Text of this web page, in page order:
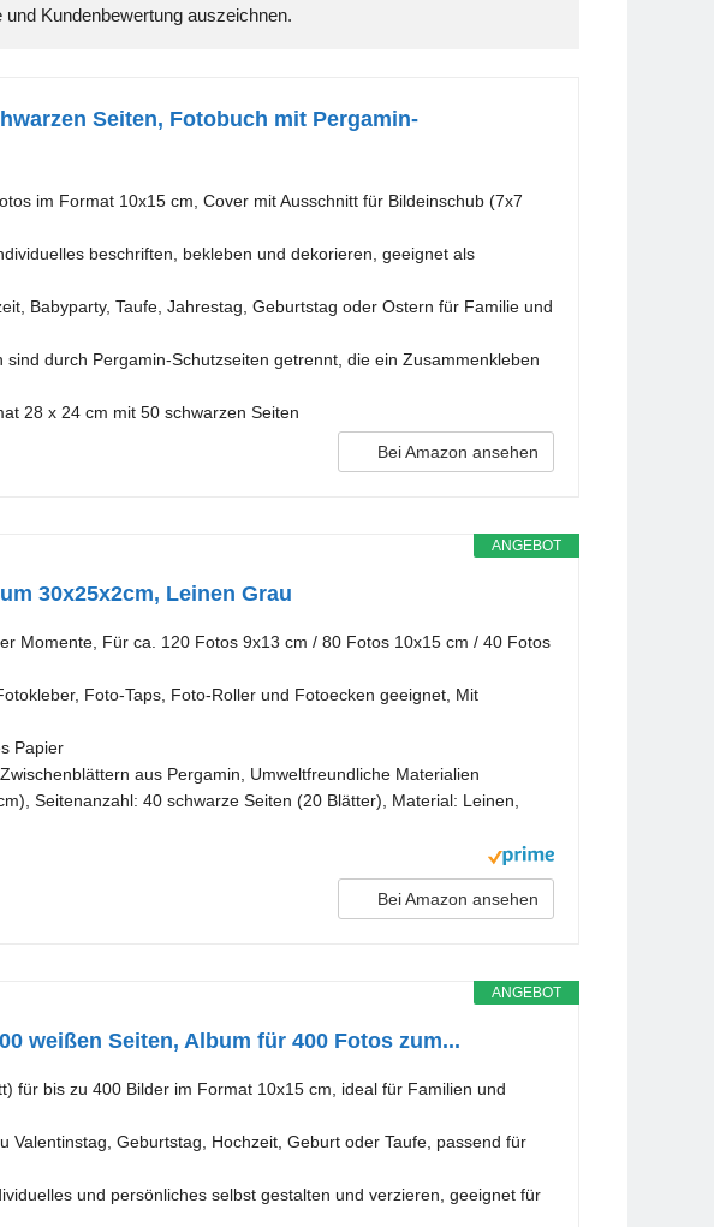
Seiten, Fotobuch mit Pergamin-
im Format 10x15 cm, Cover mit Ausschnitt für Bildeinschub (7x7
beschriften, bekleben und dekorieren, geeignet als
Babyparty, Taufe, Jahrestag, Geburtstag oder Ostern für Familie und
durch Pergamin-Schutzseiten getrennt, die ein Zusammenkleben
28 x 24 cm mit 50 schwarzen Seiten
Bei Amazon ansehen
ANGEBOT
30x25x2cm, Leinen Grau
Momente, Für ca. 120 Fotos 9x13 cm / 80 Fotos 10x15 cm / 40 Fotos
Foto-Taps, Foto-Roller und Fotoecken geeignet, Mit
Papier
aus Pergamin, Umweltfreundliche Materialien
Seitenanzahl: 40 schwarze Seiten (20 Blätter), Material: Leinen,
Bei Amazon ansehen
ANGEBOT
weißen Seiten, Album für 400 Fotos zum...
für bis zu 400 Bilder im Format 10x15 cm, ideal für Familien und
Geburtstag, Hochzeit, Geburt oder Taufe, passend für
und persönliches selbst gestalten und verzieren, geeignet für